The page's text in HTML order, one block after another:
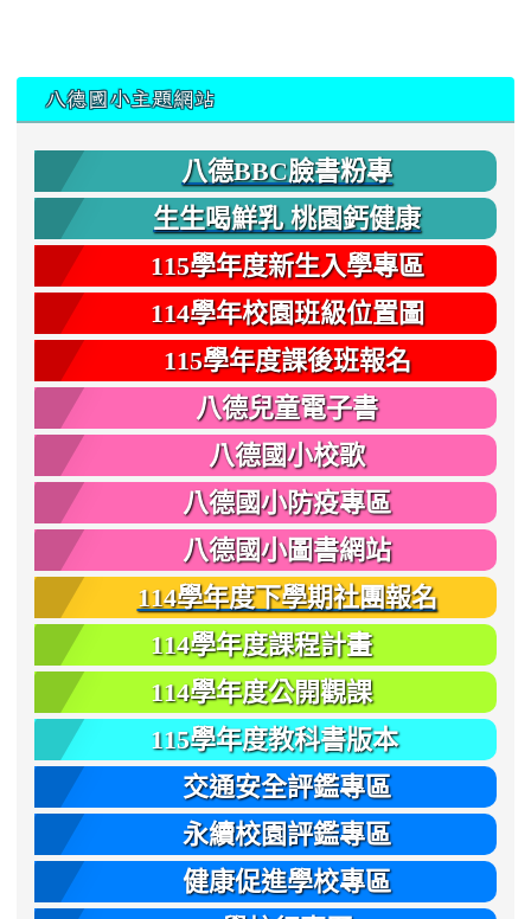
八德國小主題網站
八德BBC臉書粉專
生生喝鮮乳 桃園鈣健康
115學年度新生入學專區
114學年校園班級位置圖
115學年度課後班報名
八德兒童電子書
八德國小校歌
八德國小防疫專區
八德國小圖書網站
114學年度下學期社團報名
114學年度課程計畫
114學年度公開觀課
115學年度教科書版本
交通安全評鑑專區
永續校園評鑑專區
健康促進學校專區